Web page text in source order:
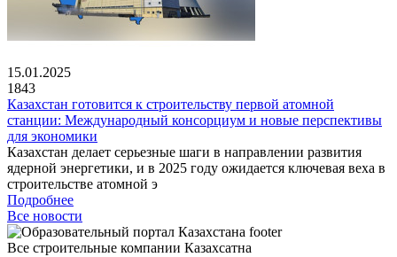
15.01.2025
1843
Казахстан готовится к строительству первой атомной
станции: Международный консорциум и новые перспективы
для экономики
Казахстан делает серьезные шаги в направлении развития
ядерной энергетики, и в 2025 году ожидается ключевая веха в
строительстве атомной э
Подробнее
Все новости
Все строительные компании Казахсатна